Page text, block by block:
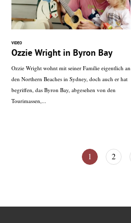
VIDEO
Ozzie Wright in Byron Bay
Ozzie Wright wohnt mit seiner Familie eigentlich an
den Northern Beaches in Sydney, doch auch er hat
begriffen, das Byron Bay, abgesehen von den
Tourimassen,...
1 2